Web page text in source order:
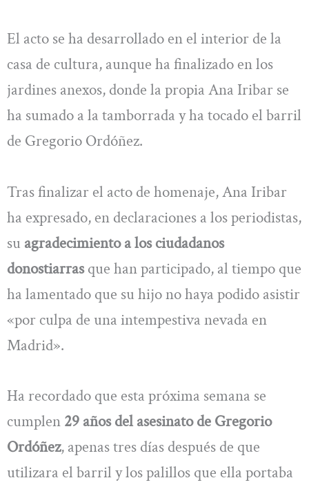
El acto se ha desarrollado en el interior de la
casa de cultura, aunque ha finalizado en los
jardines anexos, donde la propia Ana Iribar se
ha sumado a la tamborrada y ha tocado el barril
de Gregorio Ordóñez.
Tras finalizar el acto de homenaje, Ana Iribar
ha expresado, en declaraciones a los periodistas,
su agradecimiento a los ciudadanos
donostiarrasque han participado, al tiempo que
ha lamentado que su hijo no haya podido asistir
«por culpa de una intempestiva nevada en
Madrid».
Ha recordado que esta próxima semana se
cumplen 29 años del asesinato de Gregorio
Ordóñez, apenas tres días después de que
utilizara el barril y los palillos que ella portaba